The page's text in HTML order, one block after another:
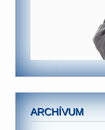
ARCHÍVUM